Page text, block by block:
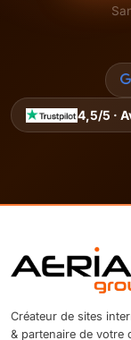
4,5/5 ·
Créateur de sites
& partenaire de votre